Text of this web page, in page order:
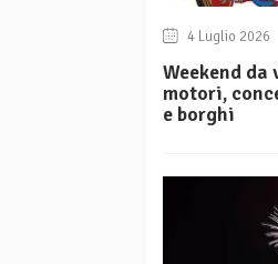
4 Luglio 2026
Weekend da
motori,
e borghi